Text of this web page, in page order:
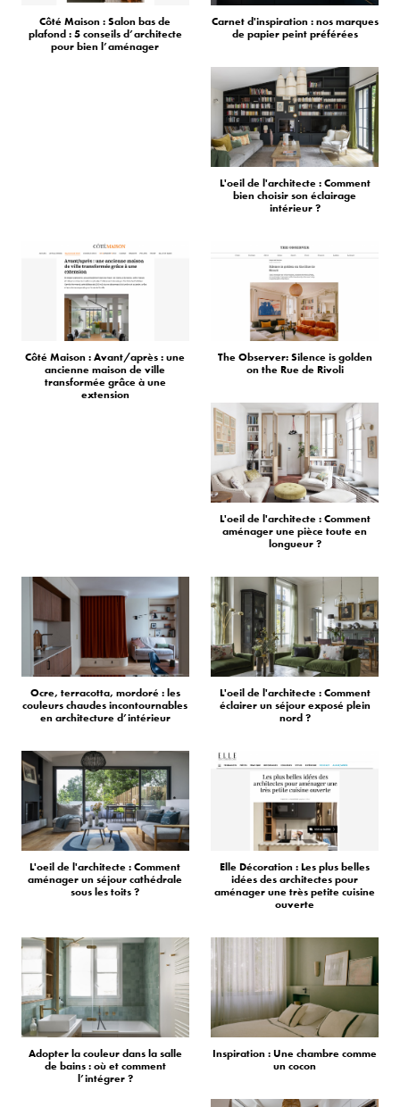
Côté Maison : Salon bas de
plafond : 5 conseils d’architecte
pour bien l’aménager
Carnet d'inspiration : nos marques
de papier peint préférées
L'oeil de l'architecte : Comment
bien choisir son éclairage
intérieur ?
Côté Maison : Avant/après : une
ancienne maison de ville
transformée grâce à une
extension
The Observer: Silence is golden
on the Rue de Rivoli
L'oeil de l'architecte : Comment
aménager une pièce toute en
longueur ?
Ocre, terracotta, mordoré : les
couleurs chaudes incontournables
en architecture d’intérieur
L'oeil de l'architecte : Comment
éclairer un séjour exposé plein
nord ?
L'oeil de l'architecte : Comment
aménager un séjour cathédrale
sous les toits ?
Elle Décoration : Les plus belles
idées des architectes pour
aménager une très petite cuisine
ouverte
Adopter la couleur dans la salle
de bains : où et comment
l’intégrer ?
Inspiration : Une chambre comme
un cocon